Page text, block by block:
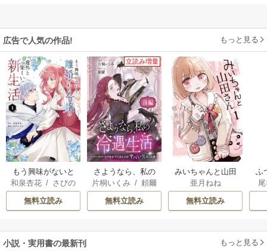
広告で人気の作品! もっと見る
もう興味がないと
離婚された令嬢の
意外と楽しい新生
活
和泉杏花 / さびの
ぶち
無料立読み
立読み増量
さようなら、私の
冷遇生活 ～パーテ
ィーで声をかけて
きたのがヤバい男
片桐いくみ /頼爾
無料立読み
みいちゃんと山田
さん
亜月ねね
無料立読み
ふ
は
小説・実用書の最新刊 もっと見る